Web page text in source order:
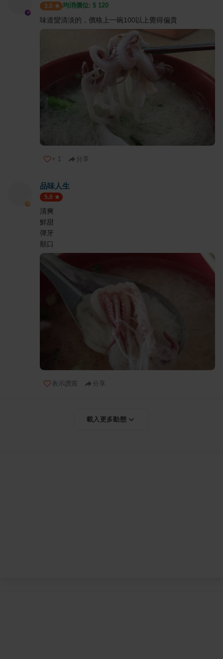
3.0 均消價位: $ 120
味道蠻清淡的，價格上一碗100以上覺得偏貴
+ 1 分享
品味人生
5.0
清爽
鮮甜
彈牙
順口
表示讚賞 分享
載入更多動態